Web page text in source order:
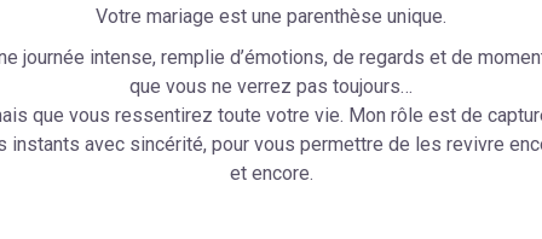
Votre mariage est une parenthèse unique.
journée intense, remplie d’émotions, de regards et de
que vous ne verrez pas toujours…
que vous ressentirez toute votre vie. Mon rôle est de
instants avec sincérité, pour vous permettre de les revivre
et encore.